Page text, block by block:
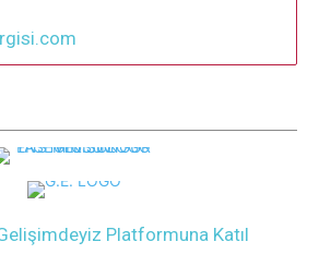
Platformuna Katıl